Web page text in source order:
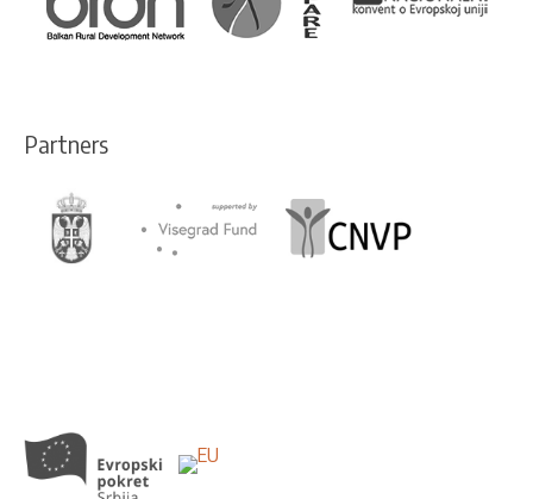
Partners